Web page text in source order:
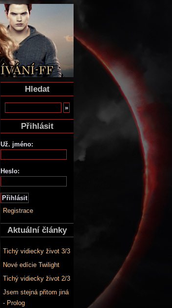
Hledat
Přihlásit
Už. jméno:
Heslo:
Registrace
Aktuální články
Tichý vidiecky život 3/3
Nové edície Twilight
Tichý vidiecky život 2/3
Jsem stejná přitom jiná
- Prolog